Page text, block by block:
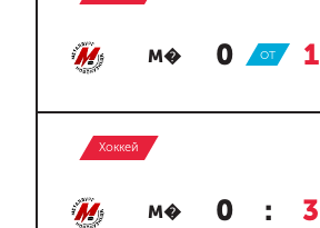
М� 0 : 1
ОТ
Хоккей
М� 0 : 3